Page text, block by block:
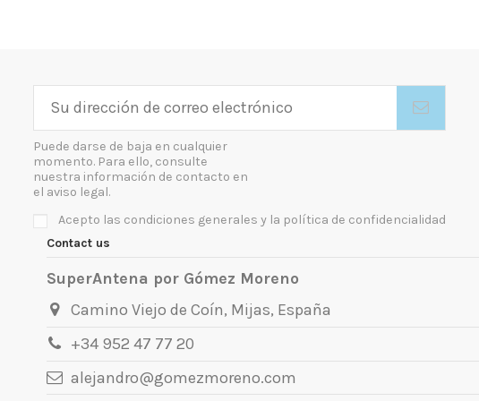
Puede darse de baja en cualquier
momento. Para ello, consulte
nuestra información de contacto en
el aviso legal.
Acepto las condiciones generales y la política de confidencialidad
Contact us
SuperAntena por Gómez Moreno
Camino Viejo de Coín, Mijas, España
+34 952 47 77 20
alejandro@gomezmoreno.com